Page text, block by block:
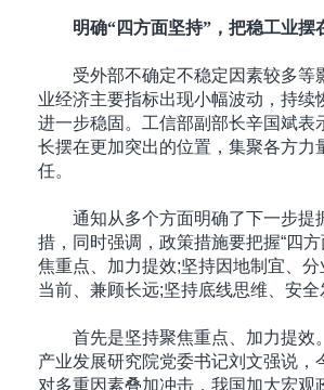
明确“四方面坚持”，把稳工业摆
受外部不确定不稳定因素较多等
业经济主要指标出现小幅波动，持续
进一步稳固。工信部副部长辛国斌表
长摆在更加突出的位置，集聚各方力
任。
通知从多个方面明确了下一步提
措，同时强调，政策措施要把握“四
焦重点、加力提效;坚持因地制宜、分
当前、兼顾长远;坚持底线思维、安全
首先是坚持聚焦重点、加力提效
产业发展研究院党委书记刘文强说，
对多重因素叠加冲击，我国加大宏观